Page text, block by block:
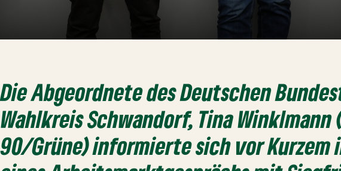
Die Abgeordnete des Deutschen
Wahlkreis Schwandorf, Tina Winklmann
90/Grüne) informierte sich vor Kurzem